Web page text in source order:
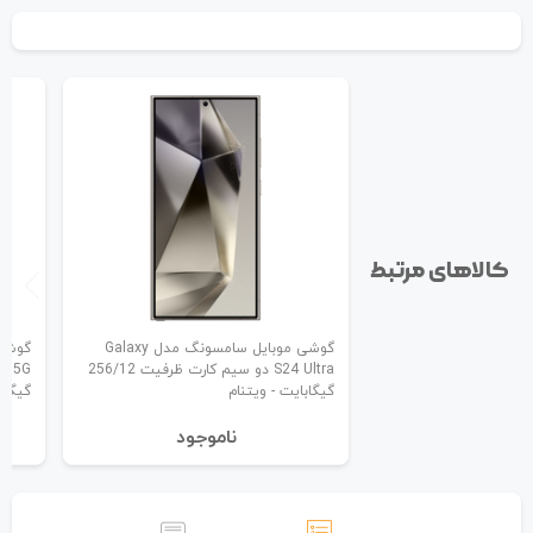
کالاهای مرتبط
گوشی موبایل سامسونگ مدل Galaxy
S24 Ultra دو سیم کارت ظرفیت 256/12
گیگابایت - ویتنام
نا‌موجود